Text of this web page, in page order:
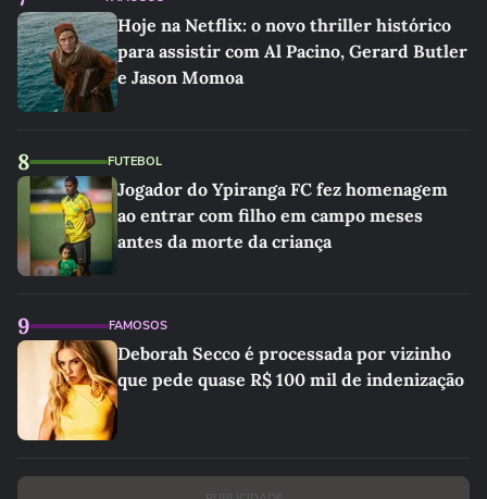
Hoje na Netflix: o novo thriller histórico
para assistir com Al Pacino, Gerard Butler
e Jason Momoa
8 FUTEBOL
Jogador do Ypiranga FC fez homenagem
ao entrar com filho em campo meses
antes da morte da criança
9 FAMOSOS
Deborah Secco é processada por vizinho
que pede quase R$ 100 mil de indenização